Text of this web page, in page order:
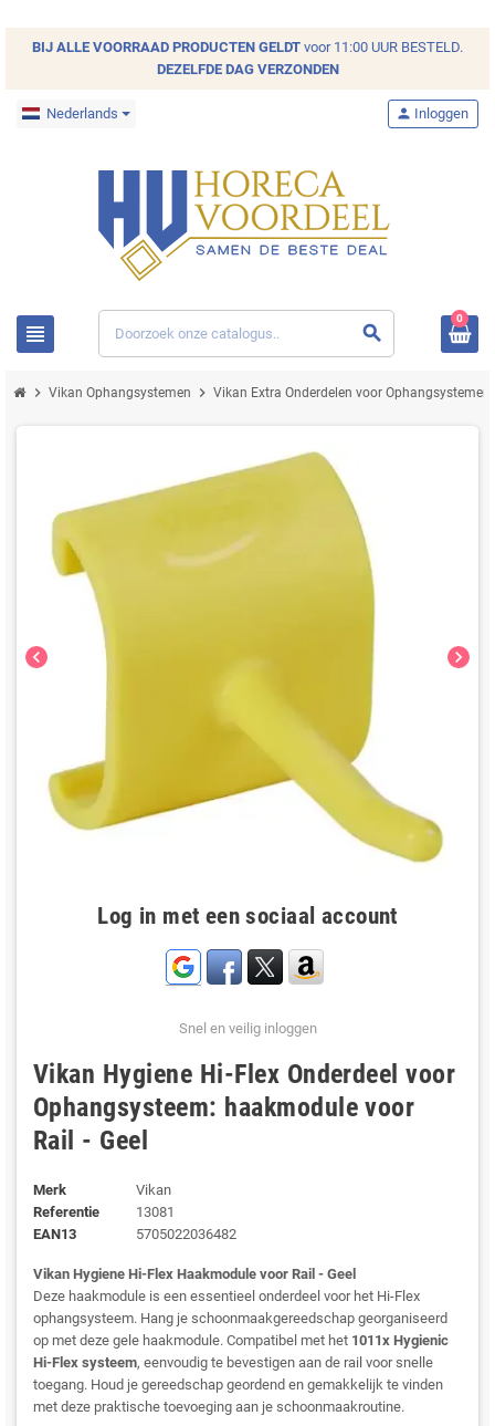
BIJ ALLE VOORRAAD PRODUCTEN GELDT voor 11:00 UUR BESTELD.
DEZELFDE DAG VERZONDEN
Nederlands
view_headline search
person Inloggen
0
chevron_right Vikan Ophangsystemen chevron_right Vikan Extra Onderdelen voor Ophangsystemen
chevron_left chevron_right
Log in met een sociaal account
Snel en veilig inloggen
Vikan Hygiene Hi-Flex Onderdeel voor
Ophangsysteem: haakmodule voor
Rail - Geel
Merk
Vikan
Referentie
13081
EAN13
5705022036482
Vikan Hygiene Hi-Flex Haakmodule voor Rail - Geel
Deze haakmodule is een essentieel onderdeel voor het Hi-Flex
ophangsysteem. Hang je schoonmaakgereedschap georganiseerd
op met deze gele haakmodule. Compatibel met het 1011x Hygienic
Hi-Flex systeem, eenvoudig te bevestigen aan de rail voor snelle
toegang. Houd je gereedschap geordend en gemakkelijk te vinden
met deze praktische toevoeging aan je schoonmaakroutine.